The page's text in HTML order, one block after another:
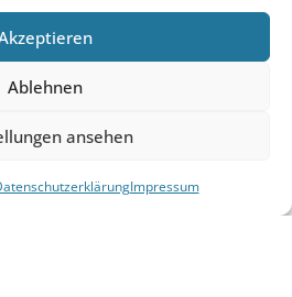
Ablehnen
ansehen
Impressum